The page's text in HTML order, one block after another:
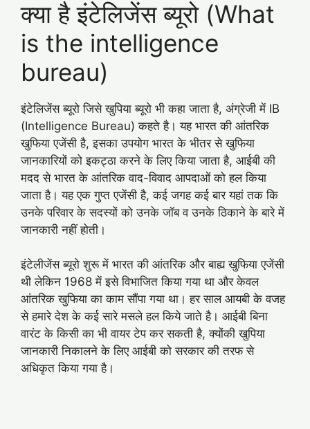
क्या है इंटेलिजेंस ब्यूरो (What
is the intelligence
bureau)
इंटेलिजेंस ब्यूरो जिसे खुपिया ब्यूरो भी कहा जाता है, अंग्रेजी में IB
(Intelligence Bureau) कहते है। यह भारत की आंतरिक
खुफिया एजेंसी है, इसका उपयोग भारत के भीतर से खुफिया
जानकारियों को इकट्ठा करने के लिए किया जाता है, आईबी की
मदद से भारत के आंतरिक वाद-विवाद आपदाओं को हल किया
जाता है। यह एक गुप्त एजेंसी है, कई जगह कई बार यहां तक कि
उनके परिवार के सदस्यों को उनके जॉब व उनके ठिकाने के बारे में
जानकारी नहीं होती।
इंटेलीजेंस ब्यूरो शुरू में भारत की आंतरिक और बाह्य खुफिया एजेंसी
थी लेकिन 1968 में इसे विभाजित किया गया था और केवल
आंतरिक खुफिया का काम सौंपा गया था। हर साल आयबी के वजह
से हमारे देश के कई सारे मसले हल किये जाते है। आईबी बिना
वारंट के किसी का भी वायर टेप कर सकती है, क्योंकी खुपिया
जानकारी निकालने के लिए आईबी को सरकार की तरफ से
अधिकृत किया गया है।